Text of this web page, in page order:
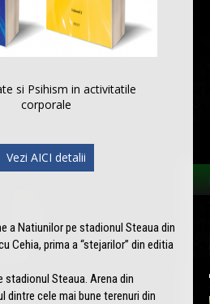
si Psihism in activitatile
corporale
Vezi AICI detalii
a Natiunilor pe stadionul Steaua din
Cehia, prima a “stejarilor” din editia
Steaua. Arena din
dintre cele mai bune terenuri din